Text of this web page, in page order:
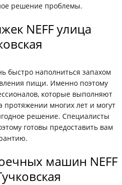
решение проблемы.
NEFF улица
быстро наполниться запахом
пищи. Именно поэтому
которые выполняют
многих лет и могут
решение. Специалисты
готовы предоставить вам
машин NEFF